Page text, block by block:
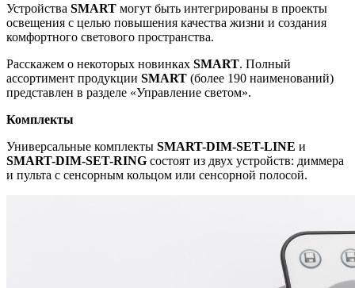
Устройства SMART могут быть интегрированы в проекты
освещения с целью повышения качества жизни и создания
комфортного светового пространства.
Расскажем о некоторых новинках SMART. Полный
ассортимент продукции SMART (более 190 наименований)
представлен в разделе «Управление светом».
Комплекты
Универсальные комплекты SMART-DIM-SET-LINE и
SMART-DIM-SET-RING состоят из двух устройств: диммера
и пульта с сенсорным кольцом или сенсорной полосой.